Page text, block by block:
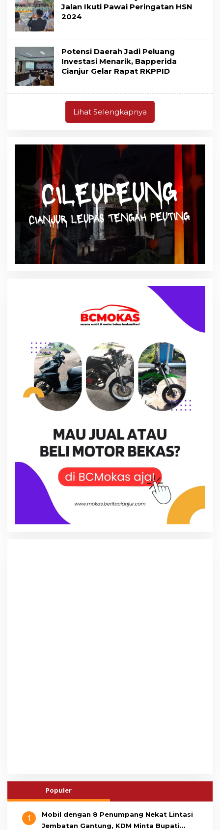
Jalan Ikuti Pawai Peringatan HSN
2024
Potensi Daerah Jadi Peluang
Investasi Menarik, Bapperida
Cianjur Gelar Rapat RKPPID
Lihat Selengkapnya
Populer
1
Mobil dengan 8 Penumpang Nekat Lintasi
Jembatan Gantung, KDM Minta Bupati